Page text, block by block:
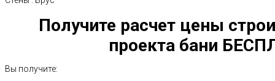
Получите расчет цены
проекта бани
Вы получите: